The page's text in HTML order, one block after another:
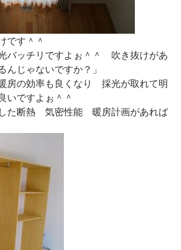
です＾＾
バッチリですよぉ＾＾ 吹き抜けがあ
んじゃないですか？」
房の効率も良くなり 採光が取れて明
ですよぉ＾＾
た断熱 気密性能 暖房計画があれば